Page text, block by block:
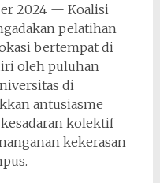
2024 — Koalisi
pelatihan
bertempat di
oleh puluhan
di
antusiasme
kolektif
kekerasan